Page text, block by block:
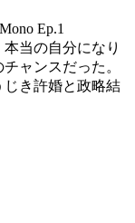
Ep.1
当の自分になり
ャンスだった。
き許婚と政略結